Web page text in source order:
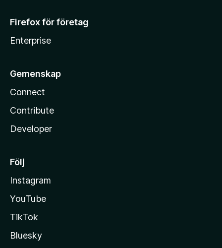
Firefox för företag
Enterprise
Gemenskap
Connect
Contribute
Developer
Följ
Instagram
YouTube
TikTok
Bluesky